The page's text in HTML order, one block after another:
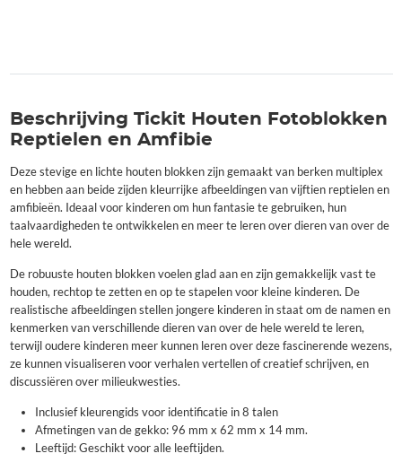
Beschrijving Tickit Houten Fotoblokken
Reptielen en Amfibie
Deze stevige en lichte houten blokken zijn gemaakt van berken multiplex
en hebben aan beide zijden kleurrijke afbeeldingen van vijftien reptielen en
amfibieën. Ideaal voor kinderen om hun fantasie te gebruiken, hun
taalvaardigheden te ontwikkelen en meer te leren over dieren van over de
hele wereld.
De robuuste houten blokken voelen glad aan en zijn gemakkelijk vast te
houden, rechtop te zetten en op te stapelen voor kleine kinderen. De
realistische afbeeldingen stellen jongere kinderen in staat om de namen en
kenmerken van verschillende dieren van over de hele wereld te leren,
terwijl oudere kinderen meer kunnen leren over deze fascinerende wezens,
ze kunnen visualiseren voor verhalen vertellen of creatief schrijven, en
discussiëren over milieukwesties.
Inclusief kleurengids voor identificatie in 8 talen
Afmetingen van de gekko: 96 mm x 62 mm x 14 mm.
Leeftijd: Geschikt voor alle leeftijden.